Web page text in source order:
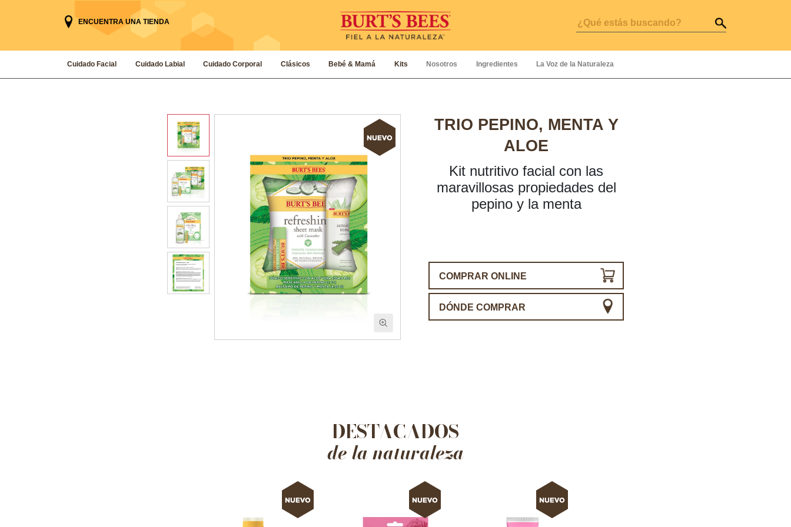
ENCUENTRA UNA TIENDA
Cuidado Facial Cuidado Labial Cuidado Corporal Clásicos Bebé & Mamá Kits Nosotros Ingredientes La Voz de la Naturaleza
TRIO PEPINO, MENTA Y
ALOE
Kit nutritivo facial con las
maravillosas propiedades del
pepino y la menta
COMPRAR ONLINE
DÓNDE COMPRAR
DESTACADOS
de la naturaleza